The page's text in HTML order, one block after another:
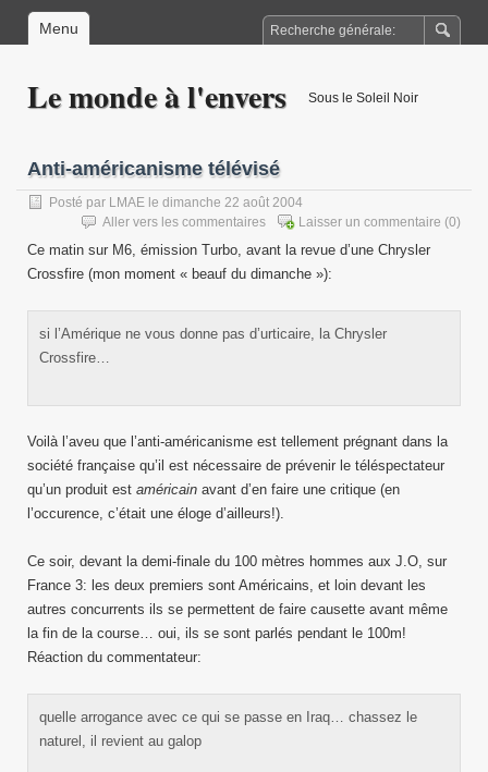
Menu
Le monde à l'envers Sous le Soleil Noir
Anti-américanisme télévisé
Posté par LMAE le dimanche 22 août 2004
Laisser un commentaire (0)
Aller vers les commentaires
Ce matin sur M6, émission Turbo, avant la revue d’une Chrysler
Crossfire (mon moment « beauf du dimanche »):
si l’Amérique ne vous donne pas d’urticaire, la Chrysler
Crossfire…
Voilà l’aveu que l’anti-américanisme est tellement prégnant dans la
société française qu’il est nécessaire de prévenir le téléspectateur
qu’un produit est américain avant d’en faire une critique (en
l’occurence, c’était une éloge d’ailleurs!).
Ce soir, devant la demi-finale du 100 mètres hommes aux J.O, sur
France 3: les deux premiers sont Américains, et loin devant les
autres concurrents ils se permettent de faire causette avant même
la fin de la course… oui, ils se sont parlés pendant le 100m!
Réaction du commentateur:
quelle arrogance avec ce qui se passe en Iraq… chassez le
naturel, il revient au galop